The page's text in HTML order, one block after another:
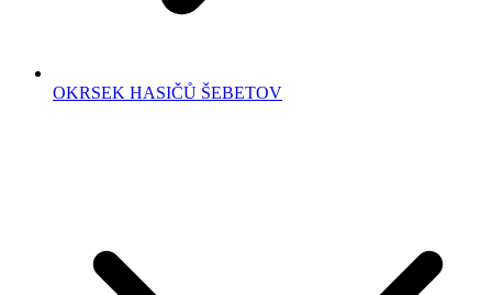
OKRSEK HASIČŮ ŠEBETOV